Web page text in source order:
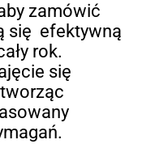
zamówić
się efektywną
rok.
się